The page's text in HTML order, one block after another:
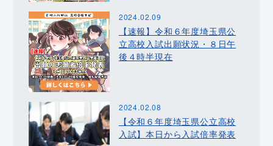
2024.02.09
【速報】令和６年度埼玉県公
立高校入試出願状況・８日午
後４時半現在
2024.02.08
【令和６年度埼玉県公立高校
入試】本日から入試倍率発表